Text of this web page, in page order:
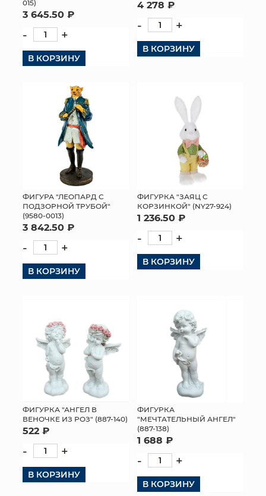
015)
3 645.50 ₽
- +
В КОРЗИНУ
4 278 ₽
- +
В КОРЗИНУ
ФИГУРА "ЛЕОПАРД С
ПОДЗОРНОЙ ТРУБОЙ"
(9580-0013)
3 842.50 ₽
- +
В КОРЗИНУ
ФИГУРКА "ЗАЯЦ С
КОРЗИНКОЙ" (NY27-924)
1 236.50 ₽
- +
В КОРЗИНУ
ФИГУРКА "АНГЕЛ В
ВЕНОЧКЕ ИЗ РОЗ" (887-140)
522 ₽
- +
В КОРЗИНУ
ФИГУРКА
"МЕЧТАТЕЛЬНЫЙ АНГЕЛ"
(887-138)
1 688 ₽
- +
В КОРЗИНУ